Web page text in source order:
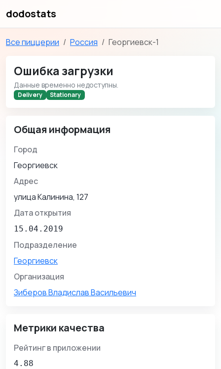
dodostats
Все пиццерии Россия Георгиевск-1
Ошибка загрузки
Данные временно недоступны.
Delivery Stationary
Общая информация
Город
Георгиевск
Адрес
улица Калинина, 127
Дата открытия
15.04.2019
Подразделение
Георгиевск
Организация
Зиберов Владислав Васильевич
Метрики качества
Рейтинг в приложении
4.88